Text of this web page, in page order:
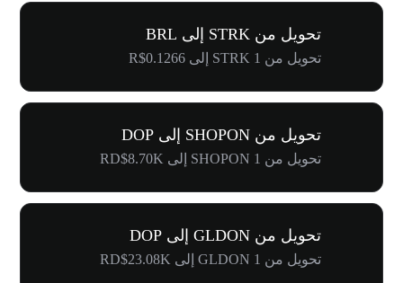
تحويل من STRK إلى BRL
تحويل من 1 STRK إلى R$0.1266
تحويل من SHOPON إلى DOP
تحويل من 1 SHOPON إلى RD$8.70K
تحويل من GLDON إلى DOP
تحويل من 1 GLDON إلى RD$23.08K